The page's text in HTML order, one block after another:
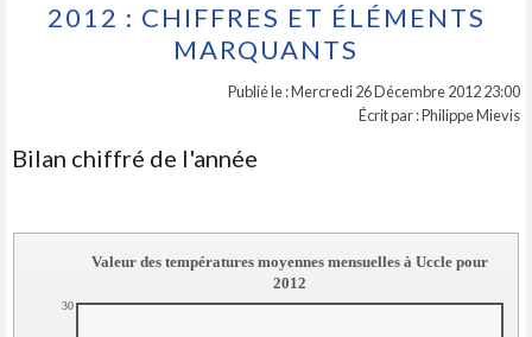
2012 : CHIFFRES ET ÉLÉMENTS
MARQUANTS
Publié le : Mercredi 26 Décembre 2012 23:00
Écrit par : Philippe Mievis
Bilan chiffré de l'année
30
Valeur des températures moyennes mensuelles à Uccle pour
2012